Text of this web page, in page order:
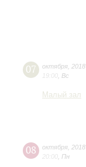
07 октября 2018
19:00 Вс
Малый зал
08 октября 2018
20:00 Пн